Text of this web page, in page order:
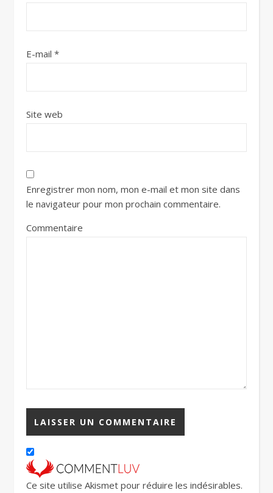
E-mail *
Site web
Enregistrer mon nom, mon e-mail et mon site dans
le navigateur pour mon prochain commentaire.
Commentaire
Ce site utilise Akismet pour réduire les indésirables.